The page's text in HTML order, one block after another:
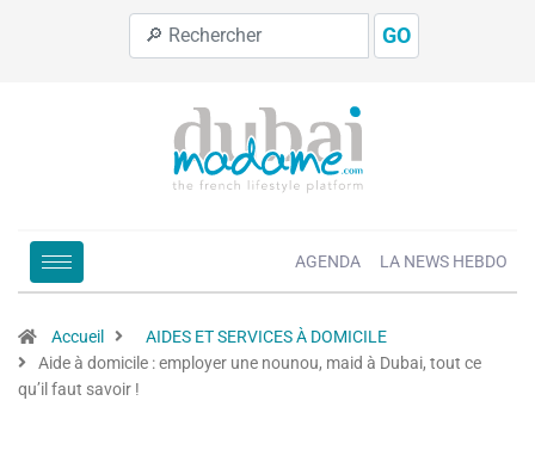
GO
AGENDA LA NEWS HEBDO
Accueil
AIDES ET SERVICES À DOMICILE
Aide à domicile : employer une nounou, maid à Dubai, tout ce
qu’il faut savoir !